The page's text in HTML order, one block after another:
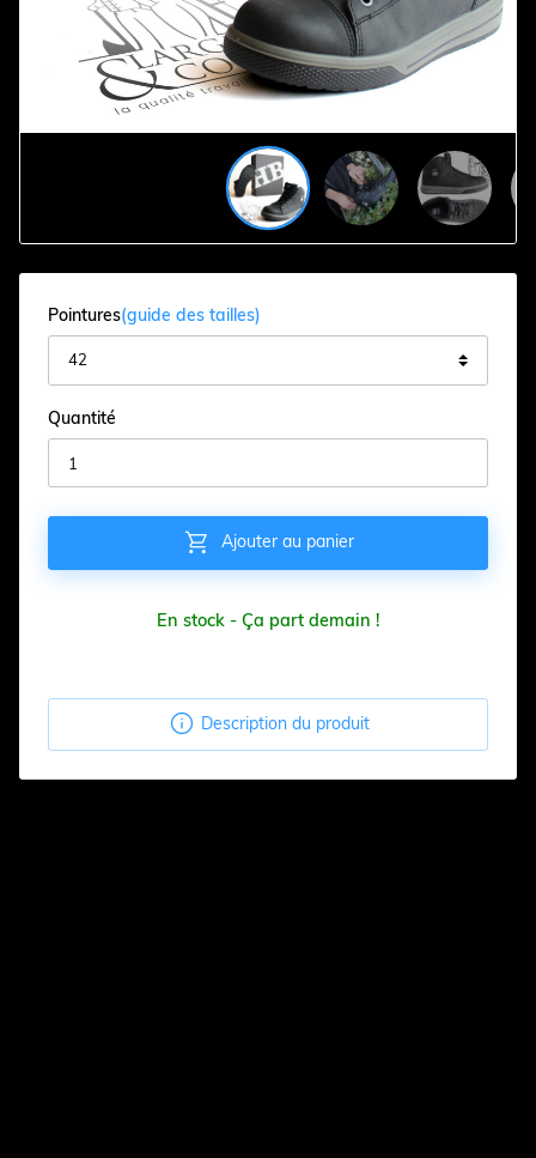
Pointures(guide des tailles)
Quantité
 Ajouter au panier
En stock - Ça part demain !
 Description du produit